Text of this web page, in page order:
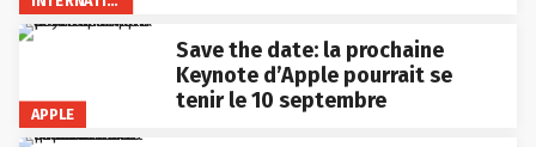
APPLE
Save the date: la prochaine
Keynote d’Apple pourrait se
tenir le 10 septembre